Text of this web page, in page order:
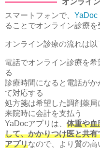
スマートフォンで、 YaDoc
ることでオンライン診療を
オンライン診療の流れは以
電話でオンライン診療を
る
診療時間になると電話が
て対応する
処方箋は希望した調剤薬局
来院時に会計を支払う
YaDocアプリは、 体重や血
して、かかりつけ医と共
アプリなので、より質の高